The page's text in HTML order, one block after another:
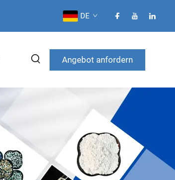
DE
Angebot anfordern